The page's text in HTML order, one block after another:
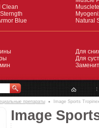
Clean
Blue
Natural
Для
Для
препараты Image Sports
Image